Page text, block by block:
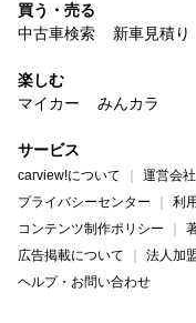
買う・売る
中古車検索
新車見積り
楽しむ
マイカー
みんカラ
サービス
carview!について 運営会社
プライバシーセンター
利
コンテンツ制作ポリシー
広告掲載について
法人加
ヘルプ・お問い合わせ